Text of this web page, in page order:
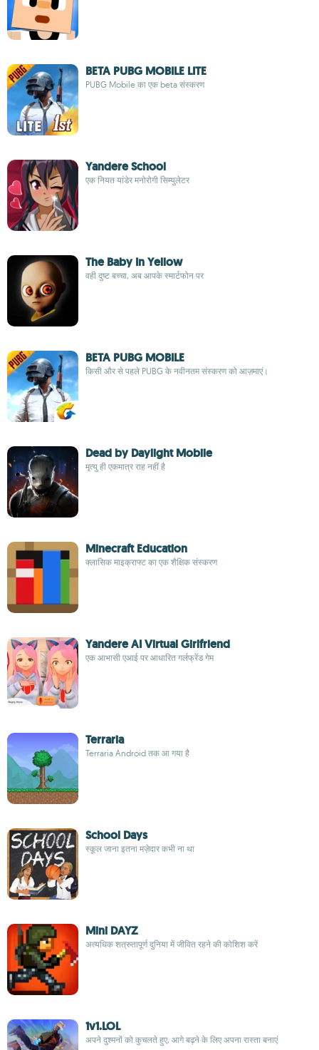
BETA PUBG MOBILE LITE
PUBG Mobile का एक beta संस्करण
Yandere School
एक नियत यांडेर मनोरोगी सिम्युलेटर
The Baby In Yellow
वही दुष्ट बच्चा, अब आपके स्मार्टफोन पर
BETA PUBG MOBILE
किसी और से पहले PUBG के नवीनतम संस्करण को आज़माएं।
Dead by Daylight Mobile
मृत्यु ही एकमात्र राह नहीं है
Minecraft Education
क्लासिक माइक्राफ्ट का एक शैक्षिक संस्करण
Yandere AI Virtual Girlfriend
एक आभासी एआई पर आधारित गर्लफ्रेंड गेम
Terraria
Terraria Android तक आ गया है
School Days
स्कूल जाना इतना मज़ेदार कभी ना था
Mini DAYZ
अत्यधिक शत्रुतापूर्ण दुनिया में जीवित रहने की कोशिश करें
1v1.LOL
अपने दुश्मनों को कुचलते हुए, आगे बढ़ने के लिए अपना रास्ता बनाएं